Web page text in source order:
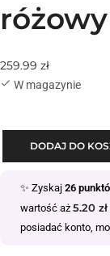
różowy
259.99 zł
W magazynie
DODAJ DO
✨ Zyskaj 26
wartość aż 5.20 zł
posiadać konto,